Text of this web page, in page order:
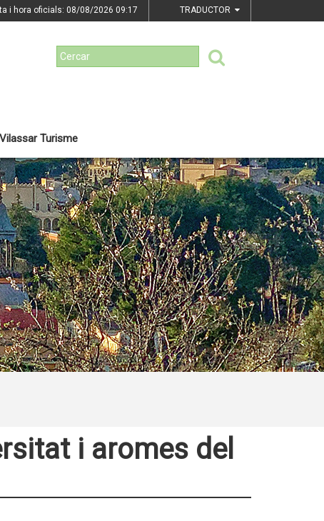
i hora oficials: 08/08/2026 09:17 TRADUCTOR
Vilassar Turisme
i aromes del